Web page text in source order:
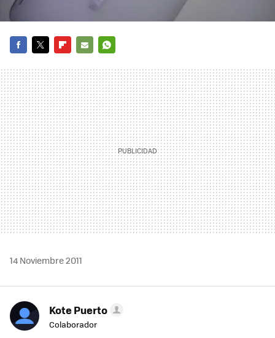
MAIL
14 Noviembre 2011
Kote Puerto
Colaborador